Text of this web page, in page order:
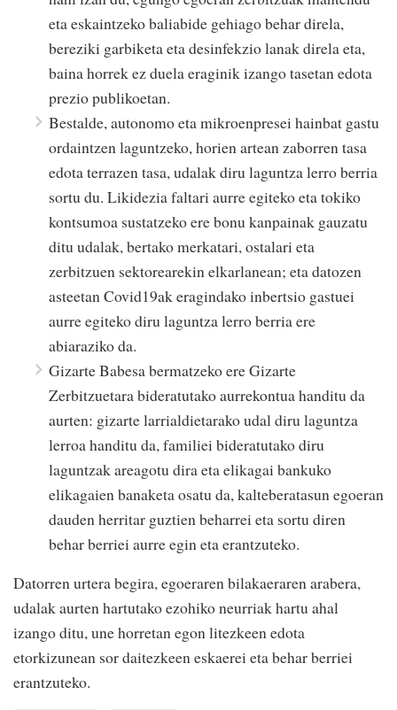
eta eskaintzeko baliabide gehiago behar direla,
bereziki garbiketa eta desinfekzio lanak direla eta,
baina horrek ez duela eraginik izango tasetan edota
prezio publikoetan.
Bestalde, autonomo eta mikroenpresei hainbat gastu
ordaintzen laguntzeko, horien artean zaborren tasa
edota terrazen tasa, udalak diru laguntza lerro berria
sortu du. Likidezia faltari aurre egiteko eta tokiko
kontsumoa sustatzeko ere bonu kanpainak gauzatu
ditu udalak, bertako merkatari, ostalari eta
zerbitzuen sektorearekin elkarlanean; eta datozen
asteetan Covid19ak eragindako inbertsio gastuei
aurre egiteko diru laguntza lerro berria ere
abiaraziko da.
Gizarte Babesa bermatzeko ere Gizarte
Zerbitzuetara bideratutako aurrekontua handitu da
aurten: gizarte larrialdietarako udal diru laguntza
lerroa handitu da, familiei bideratutako diru
laguntzak areagotu dira eta elikagai bankuko
elikagaien banaketa osatu da, kalteberatasun egoeran
dauden herritar guztien beharrei eta sortu diren
behar berriei aurre egin eta erantzuteko.
Datorren urtera begira, egoeraren bilakaeraren arabera,
udalak aurten hartutako ezohiko neurriak hartu ahal
izango ditu, une horretan egon litezkeen edota
etorkizunean sor daitezkeen eskaerei eta behar berriei
erantzuteko.